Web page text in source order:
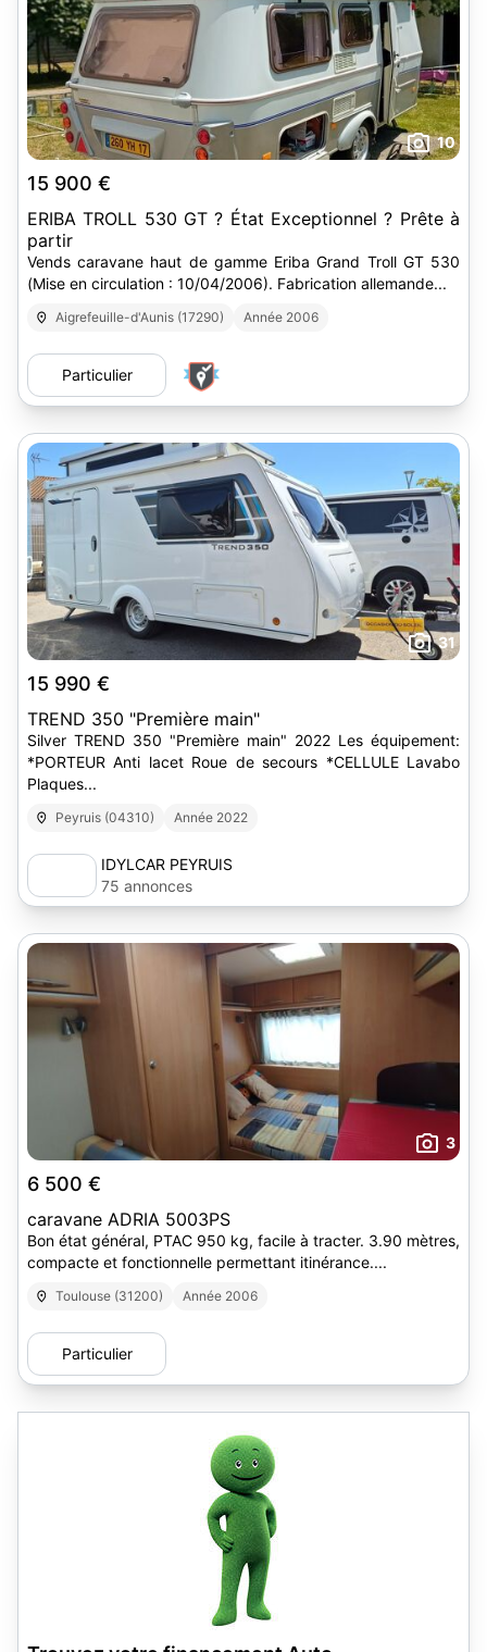
10
15 900 €
ERIBA TROLL 530 GT ? État Exceptionnel ? Prête à
partir
Vends caravane haut de gamme Eriba Grand Troll GT 530
(Mise en circulation : 10/04/2006). Fabrication allemande...
Aigrefeuille-d'Aunis (17290) Année 2006
Particulier
31
15 990 €
TREND 350 "Première main"
Silver TREND 350 "Première main" 2022 Les équipement:
*PORTEUR Anti lacet Roue de secours *CELLULE Lavabo
Plaques...
Peyruis (04310) Année 2022
IDYLCAR PEYRUIS
75 annonces
3
6 500 €
caravane ADRIA 5003PS
Bon état général, PTAC 950 kg, facile à tracter. 3.90 mètres,
compacte et fonctionnelle permettant itinérance....
Toulouse (31200) Année 2006
Particulier